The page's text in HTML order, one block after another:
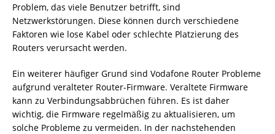
Problem, das viele Benutzer betrifft, sind
Netzwerkstörungen. Diese können durch verschiedene
Faktoren wie lose Kabel oder schlechte Platzierung des
Routers verursacht werden.
Ein weiterer häufiger Grund sind Vodafone Router Probleme
aufgrund veralteter Router-Firmware. Veraltete Firmware
kann zu Verbindungsabbrüchen führen. Es ist daher
wichtig, die Firmware regelmäßig zu aktualisieren, um
solche Probleme zu vermeiden. In der nachstehenden